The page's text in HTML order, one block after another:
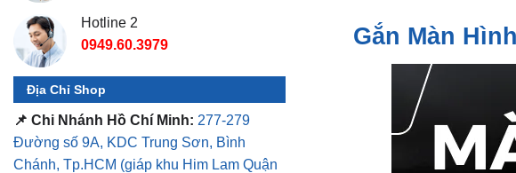
Hotline 2
0949.60.3979
Địa Chỉ Shop
📌 Chi Nhánh Hồ Chí Minh: 277-279
Đường số 9A, KDC Trung Sơn, Bình
Chánh, Tp.HCM (giáp khu Him Lam Quận
Gắn Màn